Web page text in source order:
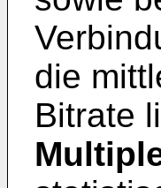
die
Bitrate